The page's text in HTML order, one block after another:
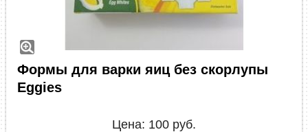
Формы для варки яиц без скорлупы
Eggies
Цена: 100 руб.